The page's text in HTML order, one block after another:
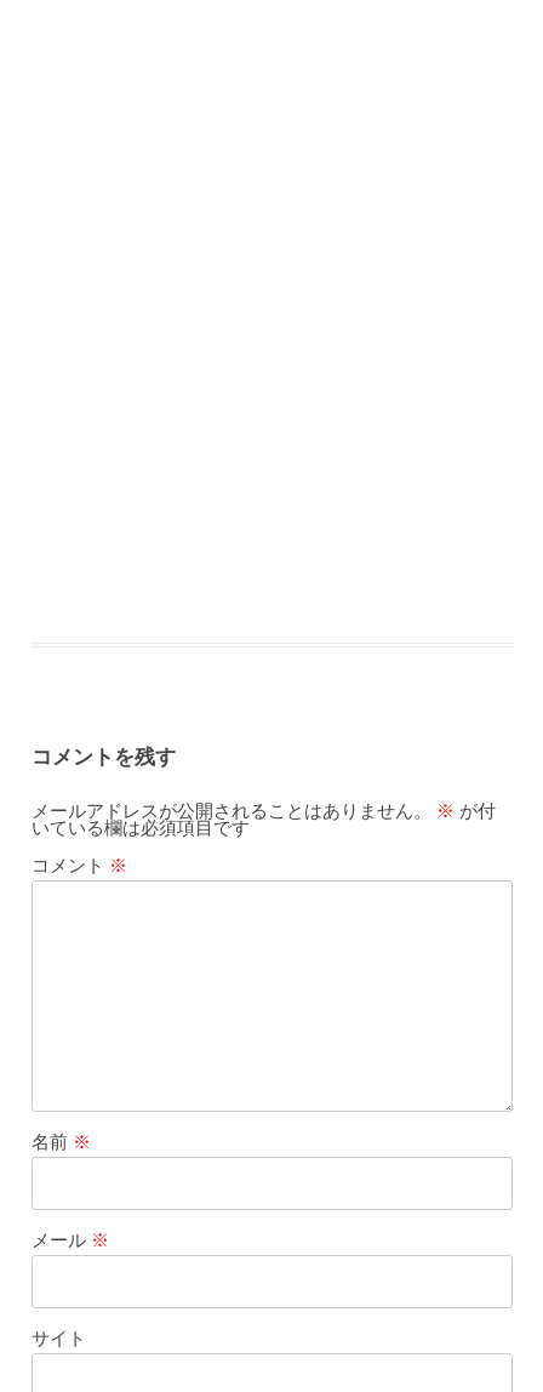
コメントを残す
メールアドレスが公開されることはありません。 ※ が付
いている欄は必須項目です
コメント ※
名前 ※
メール ※
サイト